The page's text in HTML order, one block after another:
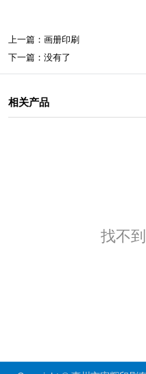
上一篇： 画册印刷
下一篇： 没有了
相关产品
找不